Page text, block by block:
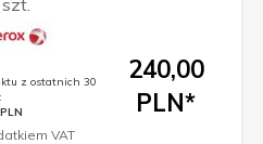
z ostatnich 30
240,00
PLN*
VAT